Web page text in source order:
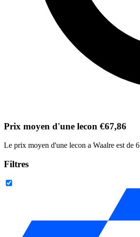
Prix moyen d'une lecon €67,86
Le prix moyen d'une lecon a Waalre est de
Filtres